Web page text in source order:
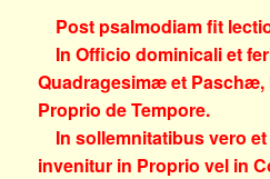
Post psalmodiam fit
In Officio dominicali et
Quadragesimæ et
Proprio de Tempore.
In sollemnitatibus vero
invenitur in Proprio vel in